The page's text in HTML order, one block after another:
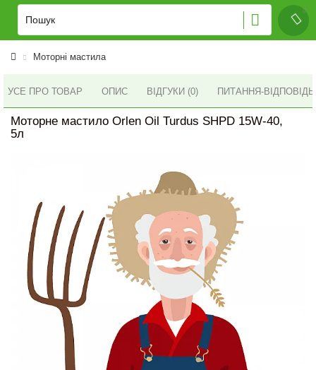
Моторні мастила
УСЕ ПРО ТОВАР ОПИС ВІДГУКИ (0) ПИТАННЯ-
Моторне мастило Orlen Oil Turdus SHPD 15W-40,
5л